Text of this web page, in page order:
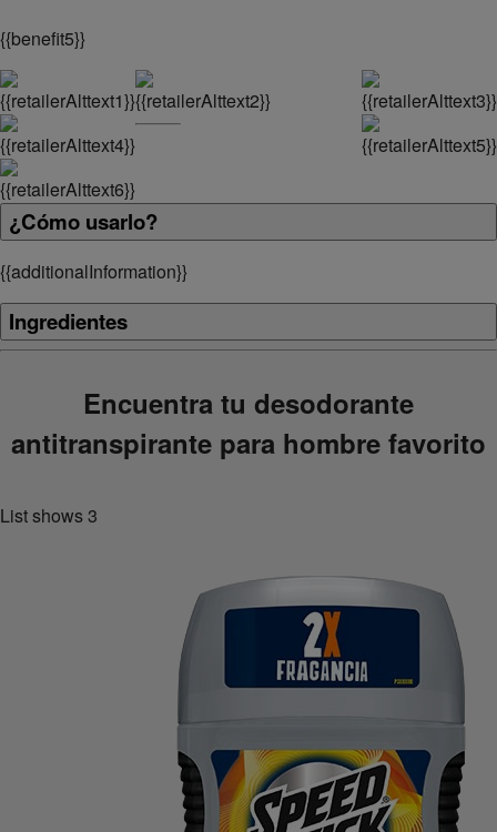
{{benefit5}}
¿Cómo usarlo?
{{additionalInformation}}
Ingredientes
Encuentra tu desodorante
antitranspirante para hombre favorito
List shows3